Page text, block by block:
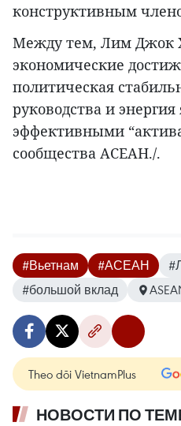
конструктивным
Между тем, Лим Джок
экономические
политическая
руководства и
эффективными
сообщества АСЕАН./.
#Вьетнам #АСЕАН
#большой вклад
Theo dõi VietnamPlus
НОВОСТИ ПО